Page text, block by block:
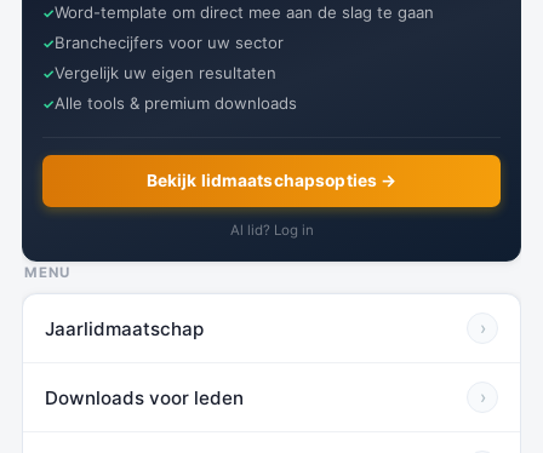
Word-template om direct mee aan de slag te gaan
Branchecijfers voor uw sector
Vergelijk uw eigen resultaten
Alle tools & premium downloads
Bekijk lidmaatschapsopties →
Al lid? Log in
MENU
Jaarlidmaatschap ›
Downloads voor leden ›